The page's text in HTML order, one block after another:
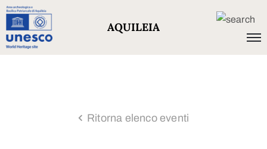
AQUILEIA
Ritorna elenco eventi